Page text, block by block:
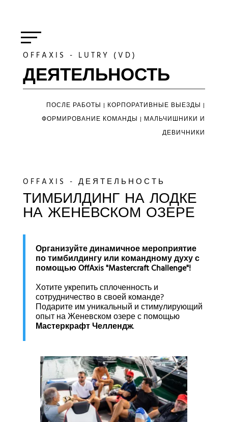
OFFAXIS - LUTRY (VD)
ДЕЯТЕЛЬНОСТЬ
ПОСЛЕ РАБОТЫ | КОРПОРАТИВНЫЕ ВЫЕЗДЫ |
ФОРМИРОВАНИЕ КОМАНДЫ | МАЛЬЧИШНИКИ И
ДЕВИЧНИКИ
OFFAXIS - ДЕЯТЕЛЬНОСТЬ
ТИМБИЛДИНГ НА ЛОДКЕ
НА ЖЕНЕВСКОМ ОЗЕРЕ
Организуйте динамичное мероприятие
по тимбилдингу или командному духу с
помощью OffAxis "Mastercraft Challenge"!
Хотите укрепить сплоченность и
сотрудничество в своей команде?
Подарите им уникальный и стимулирующий
опыт на Женевском озере с помощью
Мастеркрафт Челлендж.